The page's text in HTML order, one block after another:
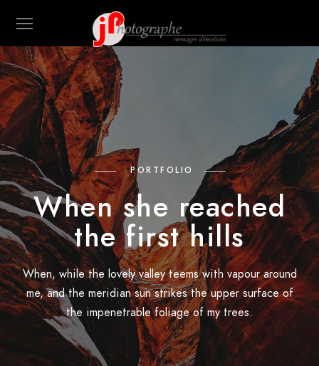
PORTFOLIO
When she reached
the first hills
When, while the lovely valley teems with vapour around
me, and the meridian sun strikes the upper surface of
the impenetrable foliage of my trees.